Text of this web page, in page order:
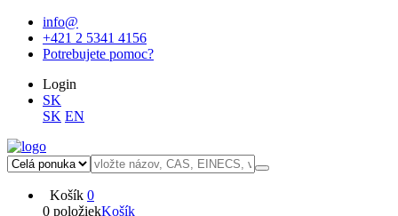
info@
+421 2 5341 4156
Potrebujete pomoc?
Login
SK
SK EN
Košík 0
0 položiekKošík